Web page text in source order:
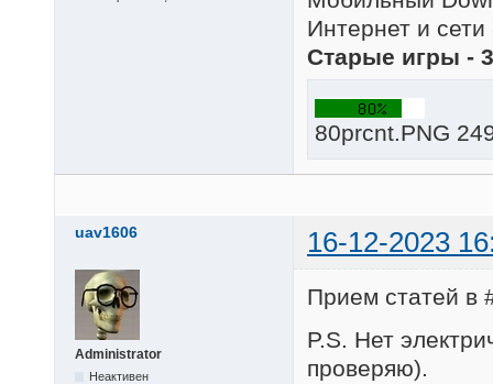
Интернет и сети
Старые игры - 3
80prcnt.PNG
uav1606 16-12-2023
Administrator
Неактивен
Прием статей в
P.S. Нет
проверяю).